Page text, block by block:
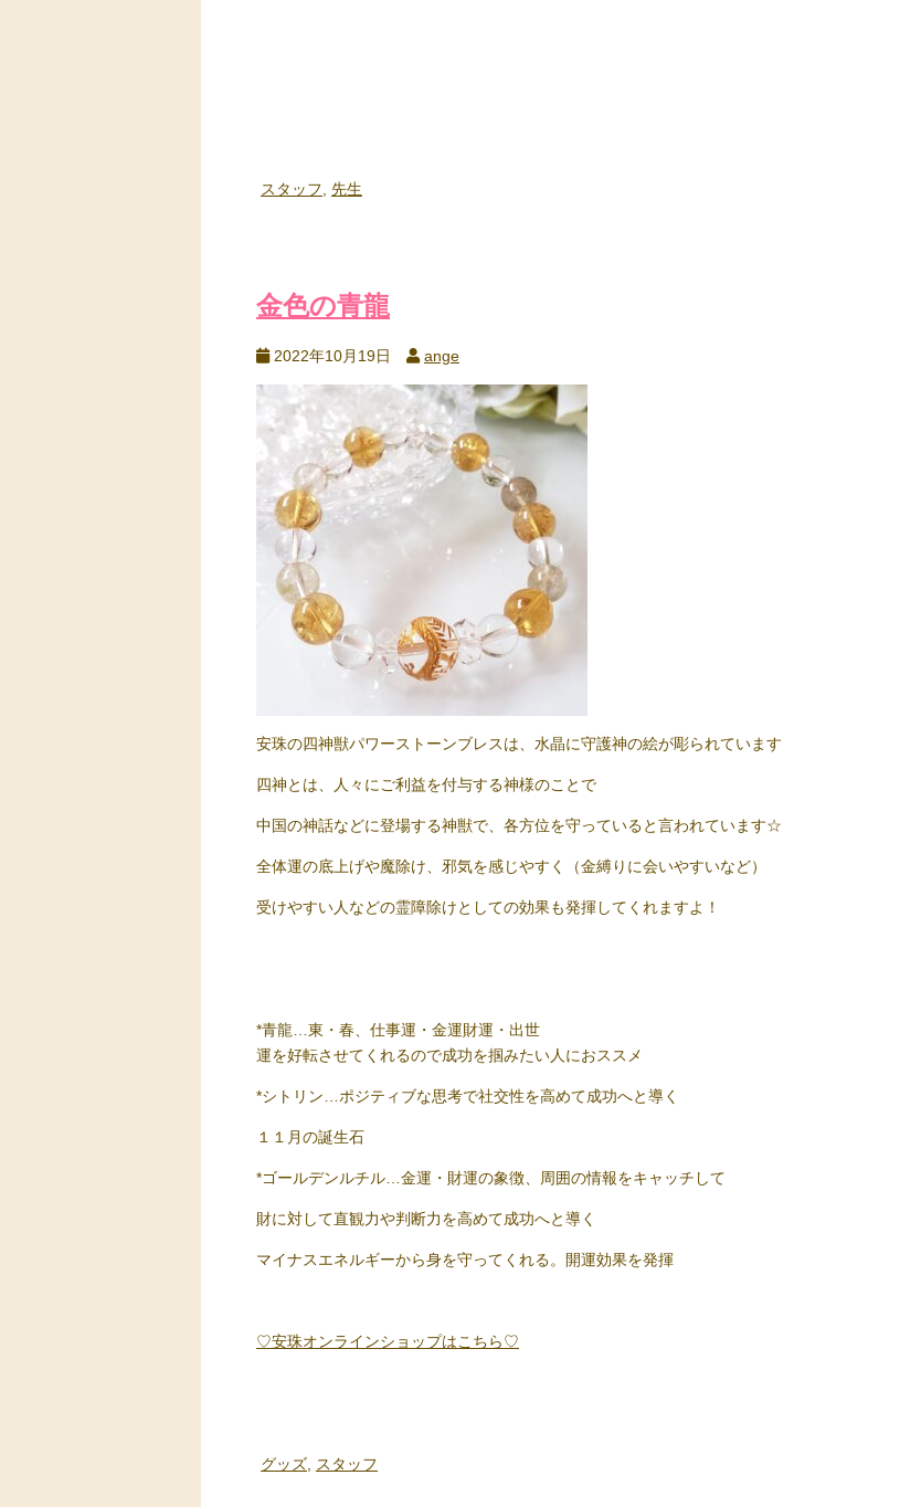
スタッフ 先生
金色の青龍
2022年10月19日 ange
安珠の四神獣パワーストーンブレスは、水晶に守護神の絵が彫られています
四神とは、人々にご利益を付与する神様のことで
中国の神話などに登場する神獣で、各方位を守っていると言われています☆
全体運の底上げや魔除け、邪気を感じやすく（金縛りに会いやすいなど）
受けやすい人などの霊障除けとしての効果も発揮してくれますよ！
*青龍…東・春、仕事運・金運財運・出世
運を好転させてくれるので成功を掴みたい人におススメ
*シトリン…ポジティブな思考で社交性を高めて成功へと導く
１１月の誕生石
*ゴールデンルチル…金運・財運の象徴、周囲の情報をキャッチして
財に対して直観力や判断力を高めて成功へと導く
マイナスエネルギーから身を守ってくれる。開運効果を発揮
♡安珠オンラインショップはこちら♡
グッズ スタッフ